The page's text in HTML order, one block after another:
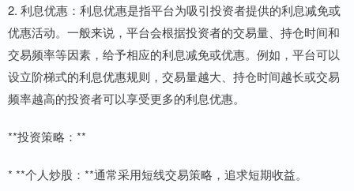
2. 利息优惠：利息优惠是指平台为吸引投资者提供的利息减免或
优惠活动。一般来说，平台会根据投资者的交易量、持仓时间和
交易频率等因素，给予相应的利息减免或优惠。例如，平台可以
设立阶梯式的利息优惠规则，交易量越大、持仓时间越长或交易
频率越高的投资者可以享受更多的利息优惠。
**投资策略：**
* **个人炒股：**通常采用短线交易策略，追求短期收益。